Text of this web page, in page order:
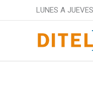
LUNES A